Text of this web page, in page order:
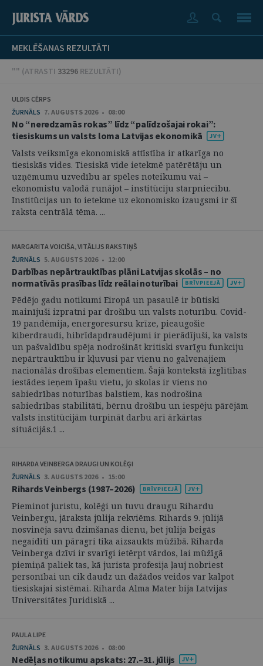
MEKLĒŠANAS REZULTĀTI
"" (ATRASTI 33296 REZULTĀTI)
ULDIS CĒRPS
ŽURNĀLS 7. AUGUSTS 2026 • 08:00
No “neredzamās rokas” līdz “palīdzošajai rokai”:
tiesiskums un valsts loma Latvijas ekonomikā
Valsts veiksmīga ekonomiskā attīstība ir atkarīga no
tiesiskās vides. Tiesiskā vide ietekmē patērētāju un
uzņēmumu uzvedību ar spēles noteikumu vai –
ekonomistu valodā runājot – institūciju starpniecību.
Institūcijas un to ietekme uz ekonomisko izaugsmi ir šī
raksta centrālā tēma. ...
MARGARITA VOICIŠA, VITĀLIJS RAKSTIŅŠ
ŽURNĀLS 5. AUGUSTS 2026 • 12:00
Darbības nepārtrauktības plāni Latvijas skolās – no
normatīvās prasības līdz reālai noturībai
Pēdējo gadu notikumi Eiropā un pasaulē ir būtiski
mainījuši izpratni par drošību un valsts noturību. Covid-
19 pandēmija, energoresursu krīze, pieaugošie
kiberdraudi, hibrīdapdraudējumi ir pierādījuši, ka valsts
un pašvaldību spēja nodrošināt kritiski svarīgu funkciju
nepārtrauktību ir kļuvusi par vienu no galvenajiem
nacionālās drošības elementiem. Šajā kontekstā izglītības
iestādes ieņem īpašu vietu, jo skolas ir viens no
sabiedrības noturības balstiem, kas nodrošina
sabiedrības stabilitāti, bērnu drošību un iespēju pārējām
valsts institūcijām turpināt darbu arī ārkārtas
situācijās.1 ...
RIHARDA VEINBERGA DRAUGI UN KOLĒĢI
ŽURNĀLS 3. AUGUSTS 2026 • 15:00
Rihards Veinbergs (1987–2026)
Pieminot juristu, kolēģi un tuvu draugu Rihardu
Veinbergu, jāraksta jūlija rekviēms. Rihards 9. jūlijā
nosvinēja savu dzimšanas dienu, bet jūlija beigās
negaidīti un pāragri tika aizsaukts mūžībā. Riharda
Veinberga dzīvi ir svarīgi ietērpt vārdos, lai mūžīgā
piemiņā paliek tas, kā jurista profesija ļauj nobriest
personībai un cik daudz un dažādos veidos var kalpot
tiesiskajai sistēmai. Riharda Alma Mater bija Latvijas
Universitātes Juridiskā ...
PAULA LIPE
ŽURNĀLS 3. AUGUSTS 2026 • 08:00
Nedēļas notikumu apskats: 27.–31. jūlijs